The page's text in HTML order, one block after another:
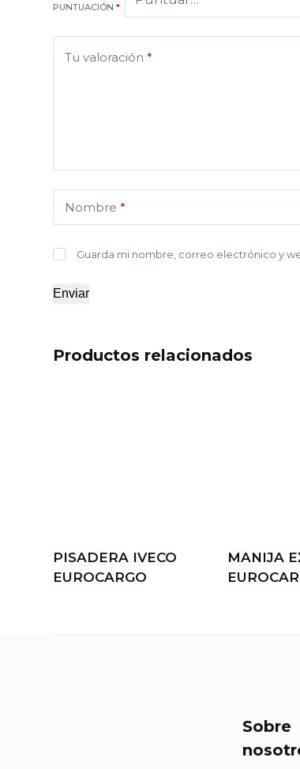
PUNTUACIÓN*
Tu valoración*
Nombre *
Guarda mi nombre, correo electrónico y
Enviar
Productos relacionados
PISADERA IVECO
EUROCARGO
MANIJA
Sobre